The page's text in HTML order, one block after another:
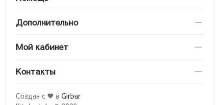
Дополнительно
Мой кабинет
Контакты
Создан с ♥ в Girbar